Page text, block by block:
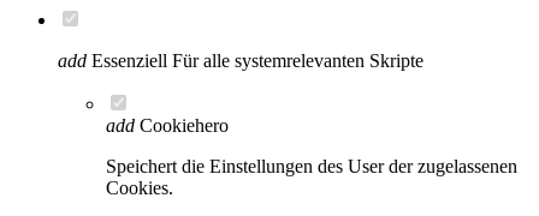
add Essenziell Für alle systemrelevanten Skripte
add Cookiehero
Speichert die Einstellungen des User der zugelassenen
Cookies.